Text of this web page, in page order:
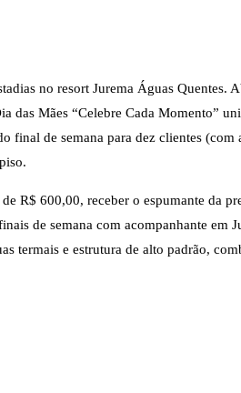
no resort Jurema Águas Quentes.
das Mães “Celebre Cada Momento”
final de semana para dez clientes (com
R$ 600,00, receber o espumante da
de semana com acompanhante em
termais e estrutura de alto padrão,